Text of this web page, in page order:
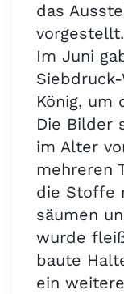
das
vorgestellt.
Im Juni
König, um
Die Bilder
im Alter
mehreren
die Stoffe
säumen
wurde
baute
ein